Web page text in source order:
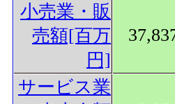
小売業・販
売額[百万
円]
サービス業